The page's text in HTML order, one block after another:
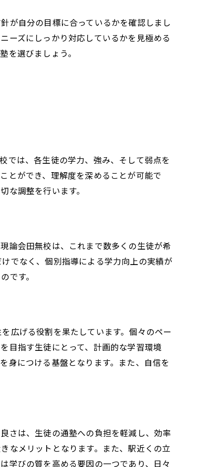
が自分の目標に合っているかを確認しまし
ーズにしっかり対応しているかを見極める
を選びましょう。
では、各生徒の学力、強み、そして弱点を
とができ、理解度を深めることが可能で
な調整を行います。
論会田無校は、これまで数多くの生徒が希
でなく、個別指導による学力向上の実績が
です。
広げる役割を果たしています。個々のペー
目指す生徒にとって、計画的な学習環境
身につける基盤となります。また、自信を
さは、生徒の通塾への負担を軽減し、効率
なメリットとなります。また、駅近くの立
学びの質を高める要因の一つであり、日々